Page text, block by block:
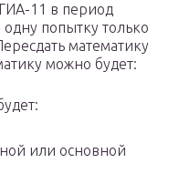
11 в период
попытку только
математику
можно будет:
или основной